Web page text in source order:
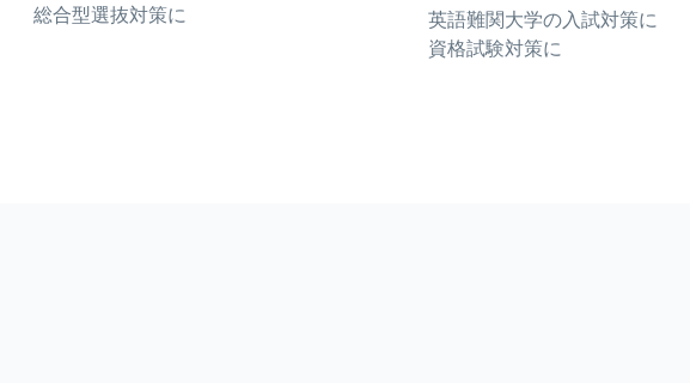
総合型選抜対策に
英語難関大学の入試対策に
資格試験対策に